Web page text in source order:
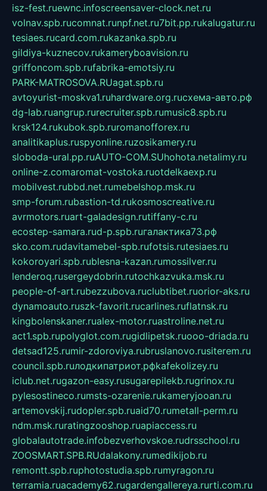
isz-fest.ruewnc.infoscreensaver-clock.net.ru
volnav.spb.rucomnat.runpf.net.ru7bit.pp.rukalugatur.ru
tesiaes.rucard.com.rukazanka.spb.ru
gildiya-kuznecov.rukameryboavision.ru
griffoncom.spb.rufabrika-emotsiy.ru
PARK-MATROSOVA.RUagat.spb.ru
avtoyurist-moskva1.ruhardware.org.ruсхема-авто.рф
dg-lab.ruangrup.rurecruiter.spb.rumusic8.spb.ru
krsk124.rukubok.spb.ruromanofforex.ru
analitikaplus.ruspyonline.ruzosikamery.ru
sloboda-ural.pp.ruAUTO-COM.SUhohota.netalimy.ru
online-z.comaromat-vostoka.ruotdelkaexp.ru
mobilvest.rubbd.net.rumebelshop.msk.ru
smp-forum.rubastion-td.rukosmoscreative.ru
avrmotors.ruart-galadesign.rutiffany-c.ru
ecostep-samara.rud-p.spb.ruгалактика73.рф
sko.com.rudavitamebel-spb.rufotsis.rutesiaes.ru
kokoroyari.spb.rublesna-kazan.rumossilver.ru
lenderoq.rusergeydobrin.rutochkazvuka.msk.ru
people-of-art.rubezzubova.ruclubtibet.ruorior-aks.ru
dynamoauto.ruszk-favorit.rucarlines.ruflatnsk.ru
kingbolenskaner.rualex-motor.ruastroline.net.ru
act1.spb.rupolyglot.com.rugidlipetsk.ruooo-driada.ru
detsad125.rumir-zdoroviya.rubruslanovo.rusiterem.ru
council.spb.ruлодкипатриот.рфkafekolizey.ru
iclub.net.rugazon-easy.rusugarepilekb.rugrinox.ru
pylesostineco.rumsts-ozarenie.rukameryjooan.ru
artemovskij.rudopler.spb.ruaid70.rumetall-perm.ru
ndm.msk.ruratingzooshop.ruapiaccess.ru
globalautotrade.infobezverhovskoe.rudrsschool.ru
ZOOSMART.SPB.RUdalakony.rumedikijob.ru
remontt.spb.ruphotostudia.spb.rumyragon.ru
terramia.ruacademy62.rugardengallereya.rurti.com.ru